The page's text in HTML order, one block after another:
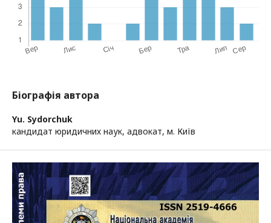
Біографія автора
Yu. Sydorchuk
кандидат юридичних наук, адвокат, м. Київ